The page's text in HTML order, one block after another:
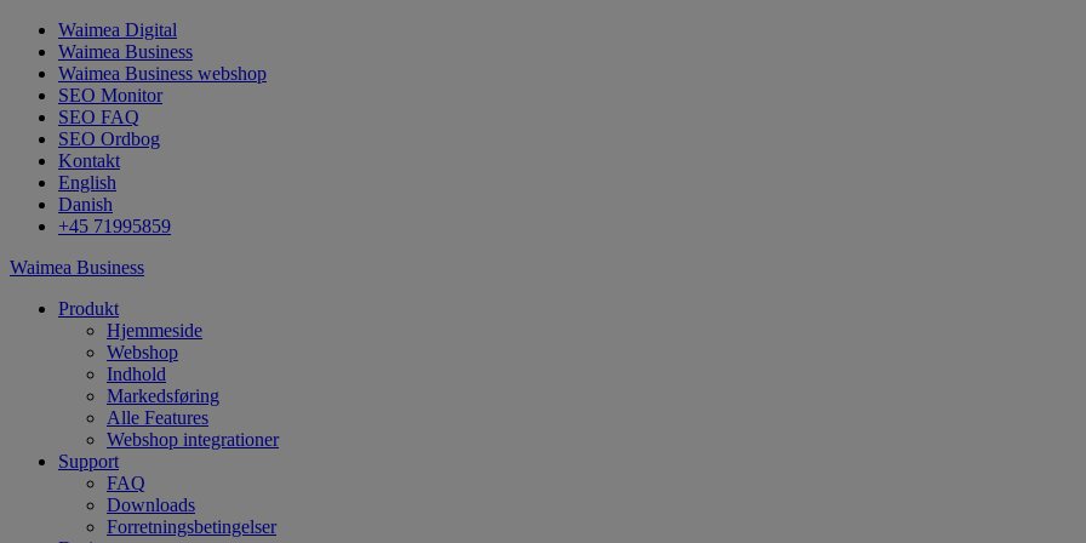
Waimea Digital
Waimea Business
Waimea Business webshop
SEO Monitor
SEO FAQ
SEO Ordbog
Kontakt
English
Danish
+45 71995859
Waimea Business
Produkt
Hjemmeside
Webshop
Indhold
Markedsføring
Alle Features
Webshop integrationer
Support
FAQ
Downloads
Forretningsbetingelser